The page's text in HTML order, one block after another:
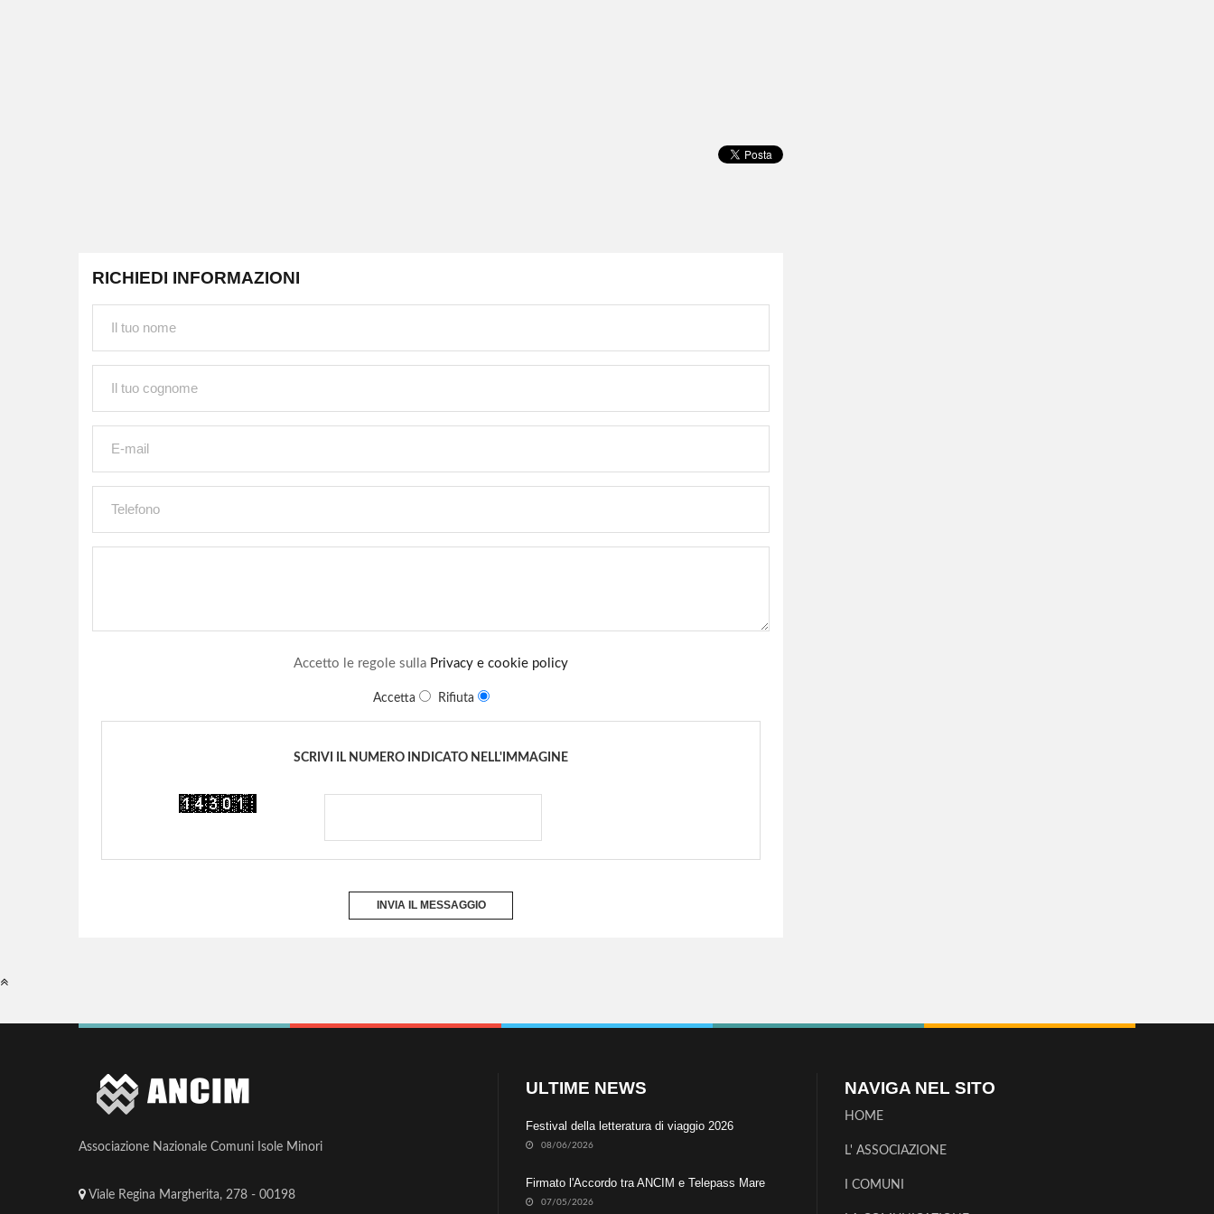
RICHIEDI INFORMAZIONI
Accetto le regole sulla Privacy e cookie policy
Accetta Rifiuta
SCRIVI IL NUMERO INDICATO NELL'IMMAGINE
INVIA IL MESSAGGIO
Associazione Nazionale Comuni Isole Minori
Viale Regina Margherita, 278 - 00198
ULTIME NEWS
Festival della letteratura di viaggio 2026
08/06/2026
Firmato l'Accordo tra ANCIM e Telepass Mare
07/05/2026
NAVIGA NEL SITO
HOME
L' ASSOCIAZIONE
I COMUNI